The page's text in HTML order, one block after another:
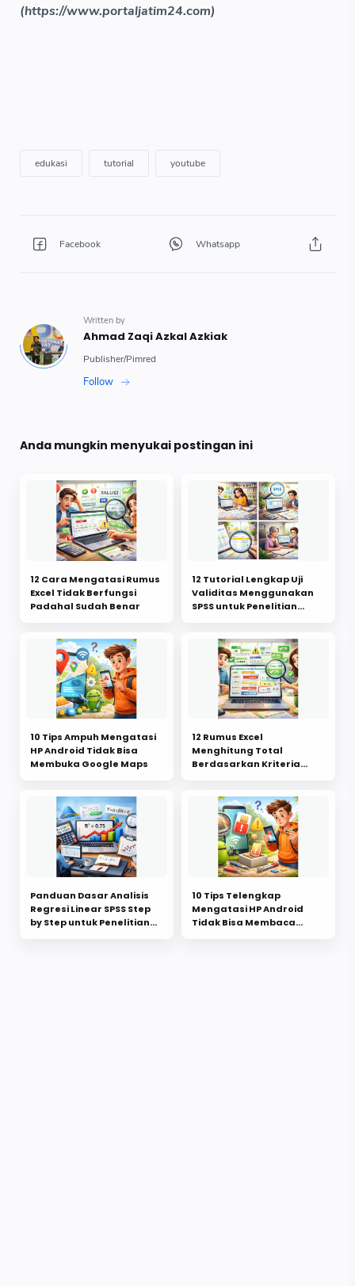
(https://www.portaljatim24.com)
Anda mungkin menyukai postingan ini
12 Cara Mengatasi Rumus
Excel Tidak Berfungsi
Padahal Sudah Benar
12 Tutorial Lengkap Uji
Validitas Menggunakan
SPSS untuk Penelitian
10 Tips Ampuh Mengatasi
HP Android Tidak Bisa
Membuka Google Maps
12 Rumus Excel
Menghitung Total
Berdasarkan Kriteria
Panduan Dasar Analisis
Regresi Linear SPSS Step
by Step untuk Penelitian
10 Tips Telengkap
Mengatasi HP Android
Tidak Bisa Membaca